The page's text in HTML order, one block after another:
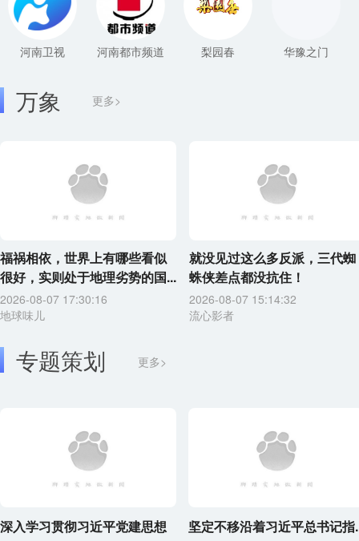
河南卫视 河南都市频道 梨园春 华豫之门
更多>
万象
福祸相依，世界上有哪些看似
很好，实则处于地理劣势的国...
2026-08-07 17:30:16
地球味儿
就没见过这么多反派，三代蜘
蛛侠差点都没抗住！
2026-08-07 15:14:32
流心影者
专题策划 更多>
深入学习贯彻习近平党建思想 坚定不移沿着习近平总书记指